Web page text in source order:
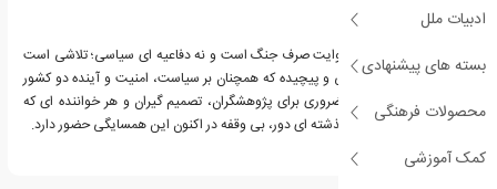
ادبیات ملل
بسته های پیشنهادی
محصولات فرهنگی
کمک آموزشی
تاریخ یک همسایگی نه روایت صرف جنگ است و نه دفاعیه ای سیاسی؛ تلاشی است
برای فهم رابطه ای تاریخی و پیچیده که همچنان بر سیاست، امنیت و آینده دو کشور
سایه افکنده است. اثری ضروری برای پژوهشگران، تصمیم گیران و هر خواننده ای که
می خواهد بداند چگونه گذشته ای دور، بی وقفه در اکنون این همسایگی حضور دارد.